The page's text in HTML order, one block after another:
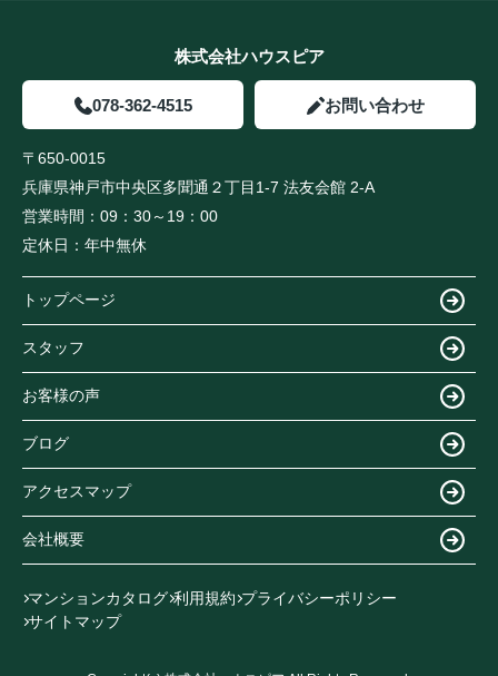
株式会社ハウスピア
078-362-4515 お問い合わせ
〒650-0015
兵庫県神戸市中央区多聞通２丁目1-7 法友会館 2-A
営業時間： 09：30～19：00
定休日： 年中無休
トップページ
スタッフ
お客様の声
ブログ
アクセスマップ
会社概要
マンションカタログ 利用規約 プライバシーポリシー
サイトマップ